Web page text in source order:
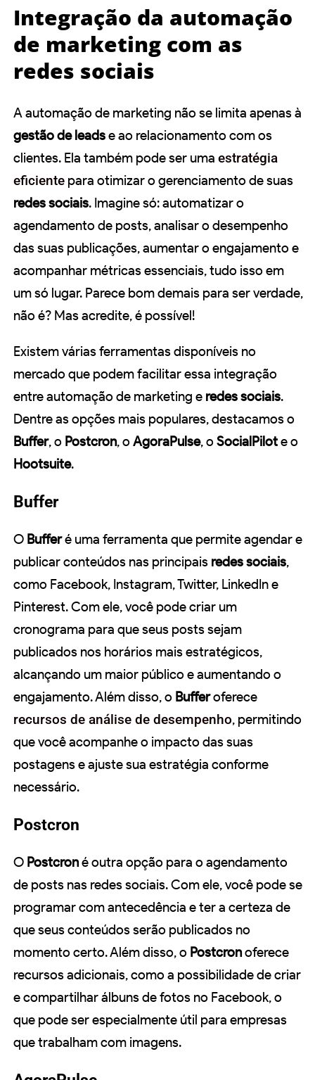
Integração da automação
de marketing com as
redes sociais
A automação de marketing não se limita apenas à
gestão de leadse ao relacionamento com os
clientes. Ela também pode ser uma estratégia
eficiente para otimizar o gerenciamento de suas
redes sociais. Imagine só: automatizar o
agendamento de posts, analisar o desempenho
das suas publicações, aumentar o engajamento e
acompanhar métricas essenciais, tudo isso em
um só lugar. Parece bom demais para ser verdade,
não é? Mas acredite, é possível!
Existem várias ferramentas disponíveis no
mercado que podem facilitar essa integração
entre automação de marketing e redes sociais.
Dentre as opções mais populares, destacamos o
Buffer, o Postcron, o AgoraPulse, o SocialPilote o
Hootsuite.
Buffer
O Bufferé uma ferramenta que permite agendar e
publicar conteúdos nas principais redes sociais,
como Facebook, Instagram, Twitter, LinkedIn e
Pinterest. Com ele, você pode criar um
cronograma para que seus posts sejam
publicados nos horários mais estratégicos,
alcançando um maior público e aumentando o
engajamento. Além disso, o Bufferoferece
recursos de análise de desempenho, permitindo
que você acompanhe o impacto das suas
postagens e ajuste sua estratégia conforme
necessário.
Postcron
O Postcroné outra opção para o agendamento
de posts nas redes sociais. Com ele, você pode se
programar com antecedência e ter a certeza de
que seus conteúdos serão publicados no
momento certo. Além disso, o Postcronoferece
recursos adicionais, como a possibilidade de criar
e compartilhar álbuns de fotos no Facebook, o
que pode ser especialmente útil para empresas
que trabalham com imagens.